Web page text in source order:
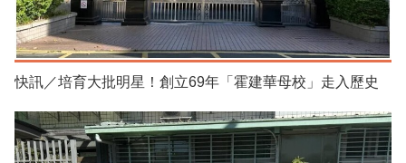
快訊／培育大批明星！創立69年「霍建華母校」走入歷史